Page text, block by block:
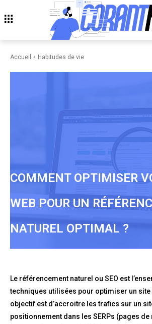
Accueil Habitudes de vie
COMMENT OPTIMISER
WEB POUR UN
NATUREL OPTIMAL ?
Le référencement naturel ou SEO est
techniques utilisées pour optimiser un site
objectif est d’accroitre les trafics sur un
positionnement dans les SERPs (pages